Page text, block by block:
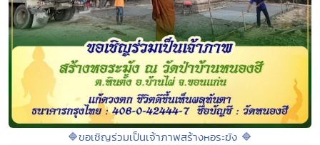
🔷ขอเชิญร่วมเป็นเจ้าภาพสร้างหอระฆัง 🔷